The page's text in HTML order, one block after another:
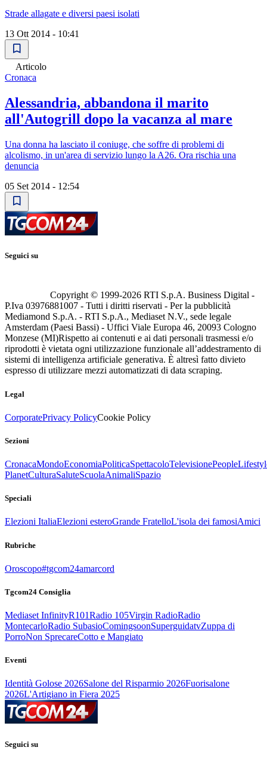
Strade allagate e diversi paesi isolati
13 Ott 2014 - 10:41
Articolo
Cronaca
Alessandria, abbandona il marito
all'Autogrill dopo la vacanza al mare
Una donna ha lasciato il coniuge, che soffre di problemi di
alcolismo, in un'area di servizio lungo la A26. Ora rischia una
denuncia
05 Set 2014 - 12:54
Seguici su
Copyright © 1999-2026 RTI S.p.A. Business Digital -
P.Iva 03976881007 - Tutti i diritti riservati - Per la pubblicità
Mediamond S.p.A. - RTI S.p.A., Mediaset N.V., sede legale
Amsterdam (Paesi Bassi) - Uffici Viale Europa 46, 20093 Cologno
Monzese (MI)Rispetto ai contenuti e ai dati personali trasmessi e/o
riprodotti è vietata ogni utilizzazione funzionale all’addestramento di
sistemi di intelligenza artificiale generativa. È altresì fatto divieto
espresso di utilizzare mezzi automatizzati di data scraping.
Legal
CorporatePrivacy PolicyCookie Policy
Sezioni
CronacaMondoEconomiaPoliticaSpettacoloTelevisionePeople
PlanetCulturaSaluteScuolaAnimaliSpazio
Speciali
Elezioni ItaliaElezioni esteroGrande FratelloL'isola dei famosiAmici
Rubriche
Oroscopo#tgcom24amarcord
Tgcom24 Consiglia
Mediaset InfinityR101Radio 105Virgin RadioRadio
MontecarloRadio SubasioComingsoonSuperguidatvZuppa di
PorroNon SprecareCotto e Mangiato
Eventi
Identità Golose 2026Salone del Risparmio 2026Fuorisalone
2026L'Artigiano in Fiera 2025
Seguici su